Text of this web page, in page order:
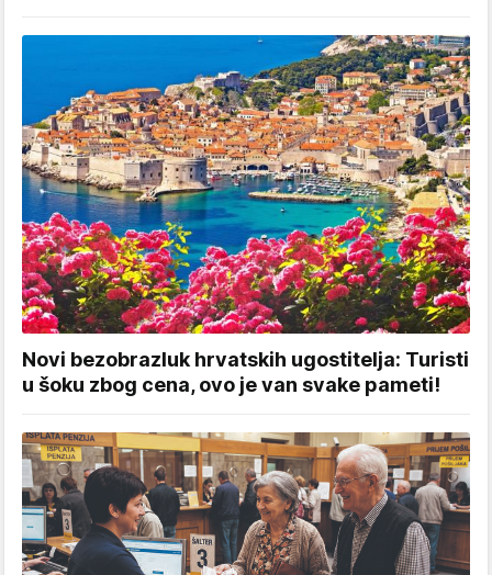
Novi bezobrazluk hrvatskih ugostitelja: Turisti
u šoku zbog cena, ovo je van svake pameti!